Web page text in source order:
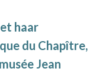
haar
du Chapître,
Jean